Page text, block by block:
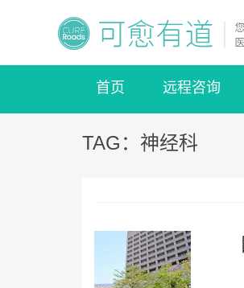
首页 远程咨询
TAG：神经科